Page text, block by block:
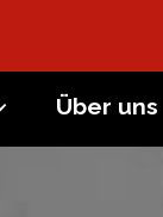
Über uns